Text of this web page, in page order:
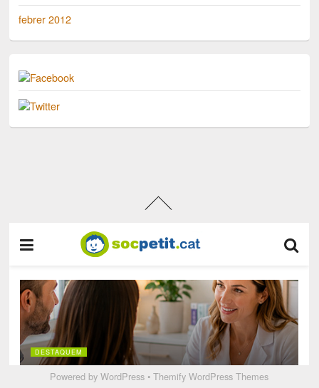
febrer 2012
Powered byWordPress •Themify WordPress Themes